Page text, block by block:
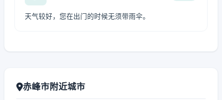
天气较好，您在出门的时候无须带雨伞。
赤峰市附近城市